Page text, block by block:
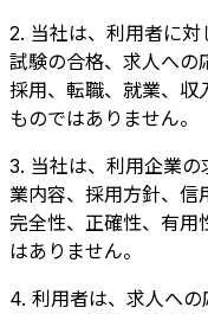
2. 当社は、利用者に
試験の合格、求人への
採用、転職、就業、収
ものではありません。
3. 当社は、利用企業
業内容、採用方針、信
完全性、正確性、有用
はありません。
4. 利用者は、求人へ